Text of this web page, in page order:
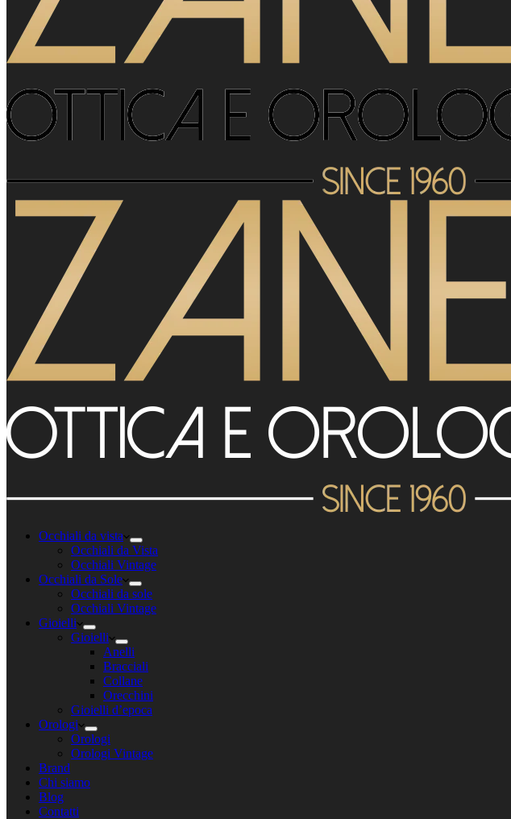
Occhiali da vista
Occhiali da Vista
Occhiali Vintage
Occhiali da Sole
Occhiali da sole
Occhiali Vintage
Gioielli
Gioielli
Anelli
Bracciali
Collane
Orecchini
Gioielli d’epoca
Orologi
Orologi
Orologi Vintage
Brand
Chi siamo
Blog
Contatti